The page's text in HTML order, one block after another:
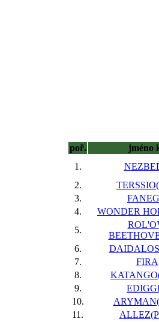
poř. jméno
1.
2.
3.
4.
WONDER
5.
6.
7.
8.
9.
10.
11.